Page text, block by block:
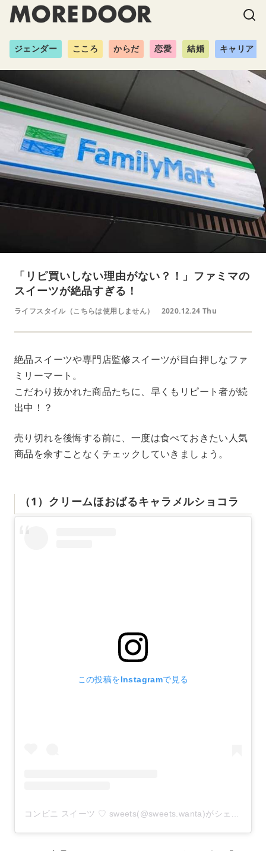
ジェンダー こころ からだ 恋愛 結婚 キャリア
「リピ買いしない理由がない？！」ファミマの
スイーツが絶品すぎる！
ライフスタイル（こちらは使用しません） 2020.12.24 Thu
絶品スイーツや専門店監修スイーツが目白押しなファ
ミリーマート。
こだわり抜かれた商品たちに、早くもリピート者が続
出中！？
売り切れを後悔する前に、一度は食べておきたい人気
商品を余すことなくチェックしていきましょう。
（1）クリームほおばるキャラメルショコラ
この投稿をInstagramで見る
コンビニ スイーツ ♡ sweets(@sweets.wanta)がシェアした投稿